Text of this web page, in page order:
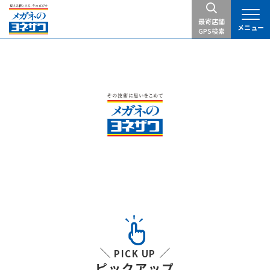
最寄店舗
GPS検索
PICK UP
メニュー